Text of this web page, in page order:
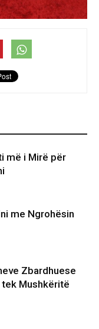
më i Mirë për
me Ngrohësin
Zbardhuese
Mushkëritë